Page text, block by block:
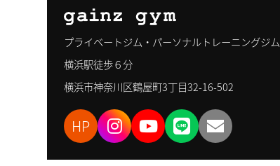
プライベートジム・パーソナルトレーニングジム
横浜駅徒歩６分
横浜市神奈川区鶴屋町3丁目32-16-502
HP